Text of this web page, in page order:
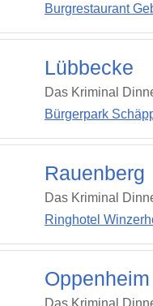
Burgrestaurant
Lübbecke
Das Kriminal
Bürgerpark
Rauenberg
Das Kriminal
Ringhotel
Oppenheim